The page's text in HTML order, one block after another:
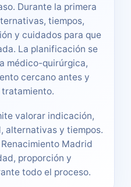
Durante la primera
tiempos,
y cuidados para que
La planificación se
médico-quirúrgica,
cercano antes y
valorar indicación,
alternativas y tiempos.
Madrid
proporción y
todo el proceso.